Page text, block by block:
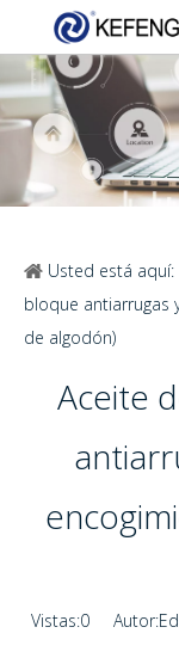
Usted está aquí:
bloque antiarrugas
de algodón)
Aceite
Vistas:0